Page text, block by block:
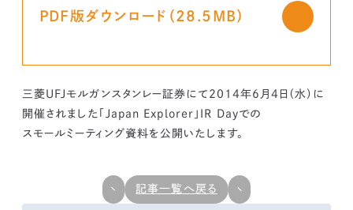
kur
土地活用
エリアリンクグループ ジャパントランクル
シー
©2025 AREALINK.
PDF版ダウンロード（28.5MB）
三菱UFJモルガンスタンレー証券にて2014年6月4日（水）に
開催されました「Japan Explorer」IR Dayでの
スモールミーティング資料を公開いたします。
記事一覧へ戻る